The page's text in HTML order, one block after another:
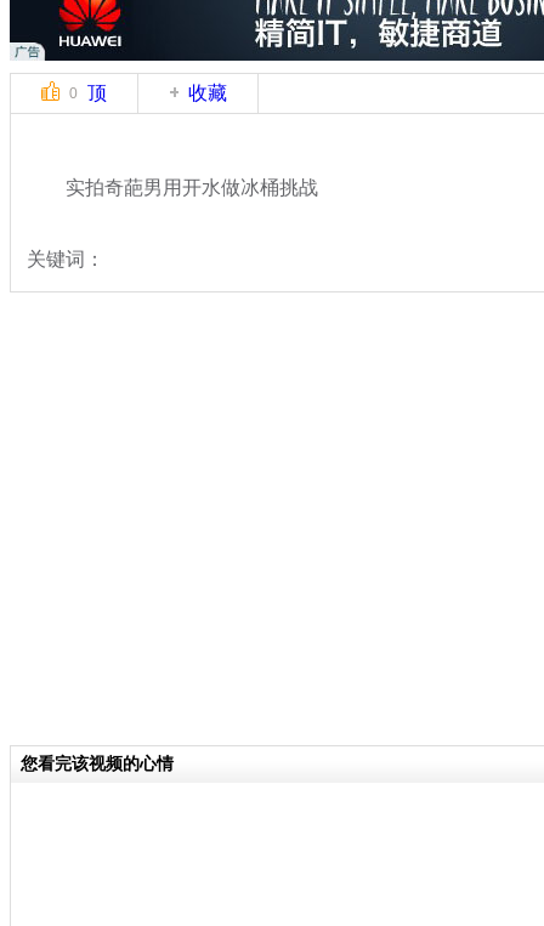
0 顶 收藏
实拍奇葩男用开水做冰桶挑战
关键词：
您看完该视频的心情